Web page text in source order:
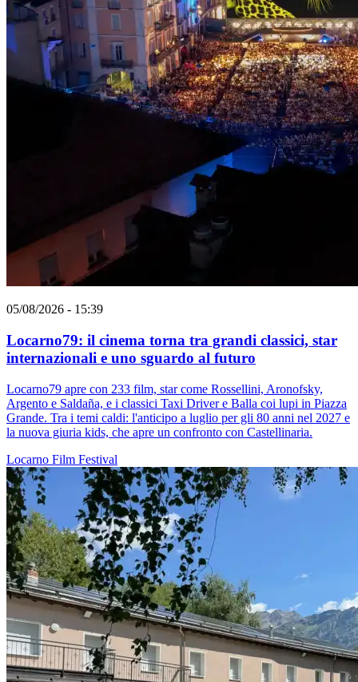
05/08/2026 - 15:39
Locarno79: il cinema torna tra grandi classici, star
internazionali e uno sguardo al futuro
Locarno79 apre con 233 film, star come Rossellini, Aronofsky,
Argento e Saldaña, e i classici Taxi Driver e Balla coi lupi in Piazza
Grande. Tra i temi caldi: l'anticipo a luglio per gli 80 anni nel 2027 e
la nuova giuria kids, che apre un confronto con Castellinaria.
Locarno Film Festival